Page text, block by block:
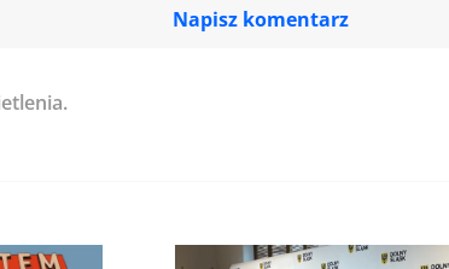
Napisz komentarz
Nick*